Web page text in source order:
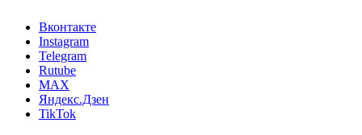
Вконтакте
Instagram
Telegram
Rutube
MAX
Яндекс.Дзен
TikTok